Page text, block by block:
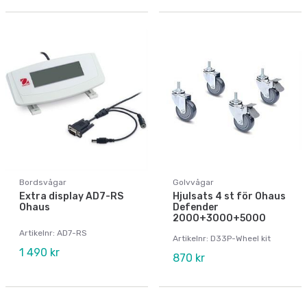
Bordsvågar
Extra display AD7-RS
Ohaus
Artikelnr: AD7-RS
1 490 kr
Golvvågar
Hjulsats 4 st för Ohaus
Defender
2000+3000+5000
Artikelnr: D33P-Wheel kit
870 kr